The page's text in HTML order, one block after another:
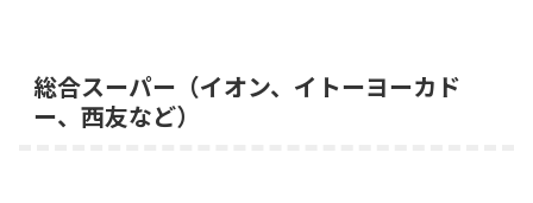
総合スーパー（イオン、イトーヨーカド
ー、西友など）